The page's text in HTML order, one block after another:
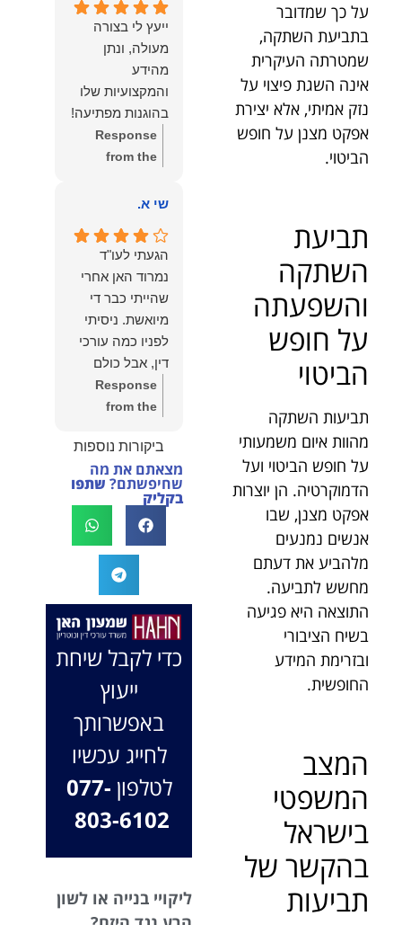
על כך שמדובר
בתביעת השתקה,
שמטרתה העיקרית
אינה השגת פיצוי על
נזק אמיתי, אלא יצירת
אפקט מצנן על חופש
הביטוי.
תביעת
השתקה
והשפעתה
על חופש
הביטוי
תביעות השתקה
מהוות איום משמעותי
על חופש הביטוי ועל
הדמוקרטיה. הן יוצרות
אפקט מצנן, שבו
אנשים נמנעים
מלהביע את דעתם
מחשש לתביעה.
התוצאה היא פגיעה
בשיח הציבורי
ובזרימת המידע
החופשית.
המצב
המשפטי
בישראל
בהקשר של
תביעות
.והצגת אמת
.תודה לכם תמיד
תשאירו לי אור
בעניים .
והחמות! כיף
גדול לשמוע
שהרגשת בידיים
טובות. בשביל
הצוות שלנו זה
שווה את הכל.
נשמח תמיד
לעמוד לרשותך!
משרד עורכי דין
ונוטריון
ייעץ לי בצורה
מעולה, ונתן
מהידע
והמקצועיות שלו
בהוגנות מפתיעה!
Response
from the
יהודה, תודה
שמחנו מאוד
לשמוע שהייעוץ
עזר לך ושהיית
מרוצה.
מבחינתנו הוגנות
ומקצועיות הן
מעל הכל. נשמח
תמיד לעמוד
לרשותך בהמשך
שי א.
הגעתי לעו"ד
נמרוד האן אחרי
שהייתי כבר די
מיואשת. ניסיתי
לפניו כמה עורכי
דין, אבל כולם
נרתעו כי היה
מדובר בנושא
וסירבו לקחת
אותו.לאחר
שסיפרתי בקצרה
המקרה, הוא
החליט לייצג אותי
בלי לחשוב
פעמיים, הקשיב
לי ולקח את התיק
שלי פרו בונו מכל
הלב.
Response
from the
רבה על המילים
החמות ועל
האמון. שמחנו
לעמוד לצידך,
במיוחד בתיק לא
פשוט, ומאחלים
לך המון הצלחה
בהמשך. תמיד
כאן בשבילך.
בברכה, משרד
עו"ד שמעון האן
ונוטריון
ביקורות נוספות
מצאתם את מה
שחיפשתם? שתפו
בקליק
כדי לקבל שיחת
ייעוץ
באפשרותך
לחייג עכשיו
לטלפון 077-
803-6102
ליקויי בנייה או לשון